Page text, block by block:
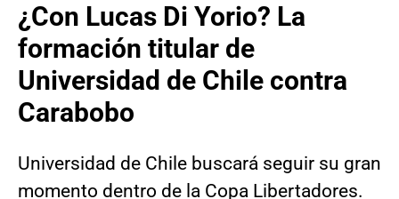
¿Con Lucas Di Yorio? La
formación titular de
Universidad de Chile contra
Carabobo
Universidad de Chile buscará seguir su gran
momento dentro de la Copa Libertadores.